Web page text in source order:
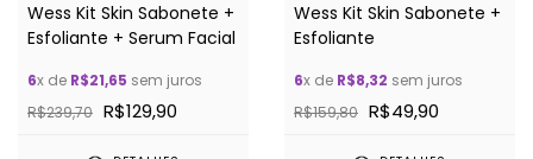
Wess Kit Skin Sabonete +
Esfoliante + Serum Facial
6x de R$21,65 sem juros
R$239,70 R$129,90
Wess Kit Skin Sabonete +
Esfoliante
6x de R$8,32 sem juros
R$159,80 R$49,90